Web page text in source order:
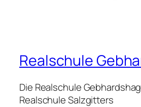
Realschule
Die Realschule
Realschule Salzgitters